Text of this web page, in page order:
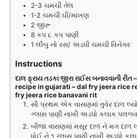
2-3 ચમચી તેલ
1-2 ચમચી ઘી/માખણ
2 જીરૂ
8 કપ ૮ કપ પાણી
1 લીંબુ નો રસ/ અડધી ચમચી વિનેગર
Instructions
દાલ ફ્રાય તડકા જીરા રાઈસ બનાવવાની
recipe in gujarati – dal fry jeera rice
fry jeera rice banavani rit
સૌ પ્રથમ એક વાસણમાં તુવેર દાળ
ગ્લાસ પાણી નાખી અડધો કલાક
બીજા વાસણમાં મસૂર દાળ ને મગ દાળ
ધોઈ ને ૧ ગ્લાસ પાણી નાખી અડધો